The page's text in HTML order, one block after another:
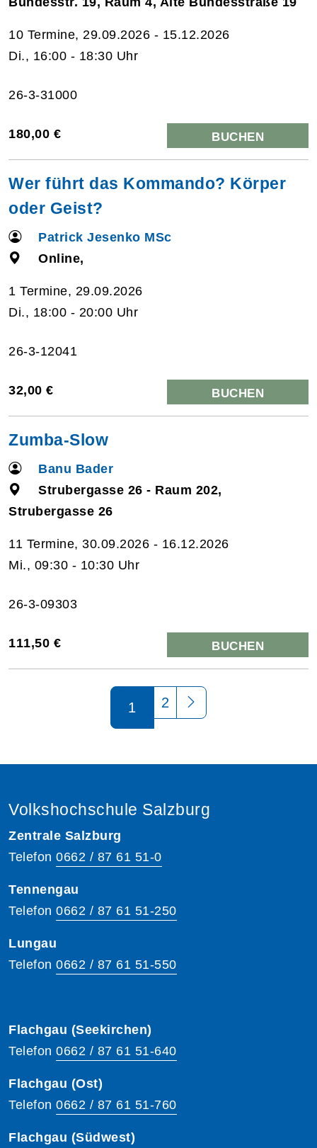
10 Termine, 29.09.2026 - 15.12.2026
Di., 16:00 - 18:30 Uhr
26-3-31000
180,00 € BUCHEN
Wer führt das Kommando? Körper
oder Geist?
Patrick Jesenko MSc
Online,
1 Termine, 29.09.2026
Di., 18:00 - 20:00 Uhr
26-3-12041
32,00 € BUCHEN
Zumba-Slow
Banu Bader
Strubergasse 26 - Raum 202,
Strubergasse 26
11 Termine, 30.09.2026 - 16.12.2026
Mi., 09:30 - 10:30 Uhr
26-3-09303
111,50 € BUCHEN
1 2
Volkshochschule Salzburg
Zentrale Salzburg
Telefon 0662 / 87 61 51-0
Tennengau
Telefon 0662 / 87 61 51-250
Lungau
Telefon 0662 / 87 61 51-550
Flachgau (Seekirchen)
Telefon 0662 / 87 61 51-640
Flachgau (Ost)
Telefon 0662 / 87 61 51-760
Flachgau (Südwest)